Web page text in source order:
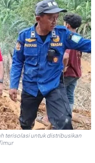
terisolasi untuk distribusikan